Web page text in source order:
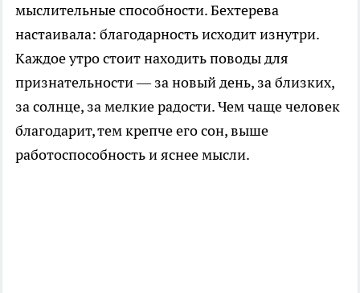
мыслительные способности. Бехтерева
настаивала: благодарность исходит изнутри.
Каждое утро стоит находить поводы для
признательности — за новый день, за близких,
за солнце, за мелкие радости. Чем чаще человек
благодарит, тем крепче его сон, выше
работоспособность и яснее мысли.